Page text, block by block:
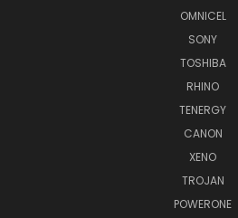
OMNICEL
SONY
TOSHIBA
RHINO
TENERGY
CANON
XENO
TROJAN
POWERONE